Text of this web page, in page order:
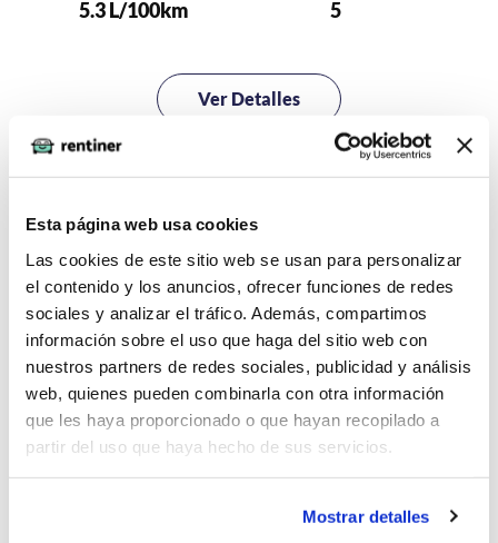
Esta página web usa cookies
Las cookies de este sitio web se usan para personalizar
el contenido y los anuncios, ofrecer funciones de redes
sociales y analizar el tráfico. Además, compartimos
información sobre el uso que haga del sitio web con
nuestros partners de redes sociales, publicidad y análisis
web, quienes pueden combinarla con otra información
que les haya proporcionado o que hayan recopilado a
partir del uso que haya hecho de sus servicios.
Mostrar detalles
5.3 L/100km 5
Ver Detalles
Evolución de precios de renting
para un Citroen Berlingo
Cuota mensual promedio de renting para todos las
ofertas de Citroen Berlingo publicadas en Rentiner.com
incluyendo IVA.